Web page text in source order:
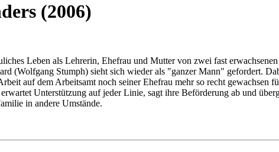
(2006)
Leben als Lehrerin, Ehefrau und Mutter von zwei fast
(Wolfgang Stumph) sieht sich wieder als "ganzer Mann" gefordert.
auf dem Arbeitsamt noch seiner Ehefrau mehr so recht gewachsen
Unterstützung auf jeder Linie, sagt ihre Beförderung ab und
in andere Umstände.